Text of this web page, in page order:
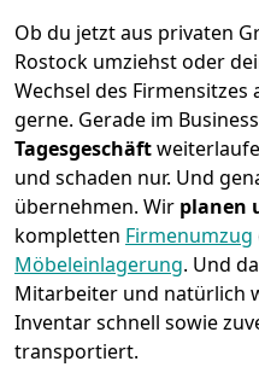
Ob du jetzt aus privaten
Rostock umziehst oder
Wechsel des
gerne. Gerade im
Tagesgeschäft
und schaden nur. Und
übernehmen. Wir planen
kompletten Firmenumzug
Möbeleinlagerung. Und
Mitarbeiter und natürlich
Inventar schnell sowie
transportiert.